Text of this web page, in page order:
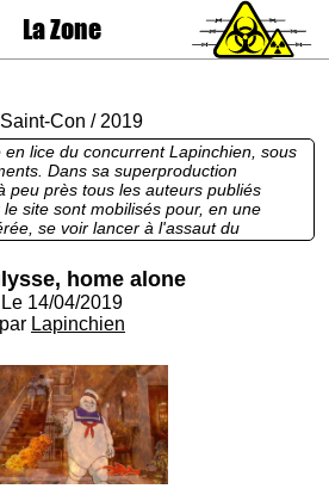
La Zone
Saint-Con / 2019
en lice du concurrent Lapinchien, sous
Dans sa superproduction
peu près tous les auteurs publiés
site sont mobilisés pour, en une
se voir lancer à l'assaut du
dont les sombres desseins
ses propres armes contre
son texte de citations de Burroughs.
ne s'y trompe pas : s'il prétend "cut-
décennie ses références, ce sont bien
de Ghost Buster et Retour vers le
sur les nœuds dramatiques de ce texte.
home alone
Le 14/04/2019
par Lapinchien